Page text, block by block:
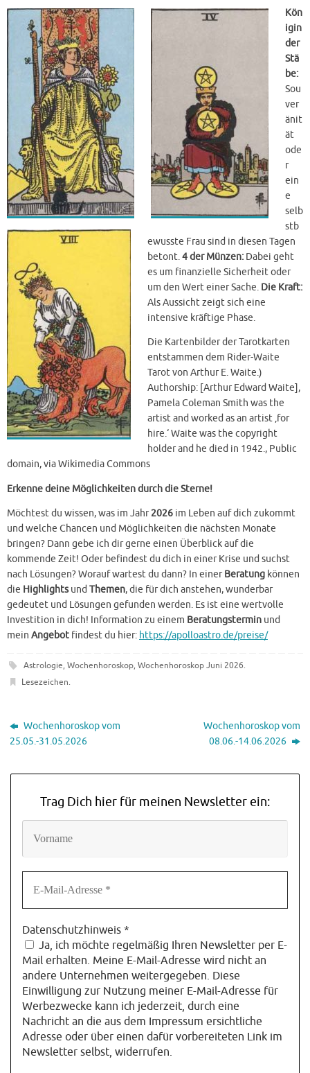
Kön
igin
der
Stä
be:
Sou
ver
änit
ät
ode
r
ein
e
selb
stb
ewusste Frau sind in diesen Tagen
betont.4 der Münzen: Dabei geht
es um finanzielle Sicherheit oder
um den Wert einer Sache. Die Kraft:
Als Aussicht zeigt sich eine
intensive kräftige Phase.
Die Kartenbilder der Tarotkarten
entstammen dem Rider-Waite
Tarot von Arthur E. Waite.)
Authorship: [Arthur Edward Waite],
Pamela Coleman Smith was the
artist and worked as an artist ‚for
hire.‘ Waite was the copyright
holder and he died in 1942., Public
domain, via Wikimedia Commons
Erkenne deine Möglichkeiten durch die Sterne!
Möchtest du wissen, was im Jahr2026 im Leben auf dich zukommt
und welche Chancen und Möglichkeiten die nächsten Monate
bringen? Dann gebe ich dir gerne einen Überblick auf die
kommende Zeit! Oder befindest du dich in einer Krise und suchst
nach Lösungen? Worauf wartest du dann? In einerBeratung können
die Highlightsund Themen, die für dich anstehen, wunderbar
gedeutet und Lösungen gefunden werden. Es ist eine wertvolle
Investition in dich! Information zu einem Beratungstermin und
mein Angebot findest du hier: https://apolloastro.de/preise/
Astrologie, Wochenhoroskop, Wochenhoroskop Juni 2026.
Lesezeichen.
Wochenhoroskop vom
25.05.-31.05.2026
Wochenhoroskop vom
08.06.-14.06.2026
Trag Dich hier für meinen Newsletter ein:
Datenschutzhinweis *
Ja, ich möchte regelmäßig Ihren Newsletter per E-
Mail erhalten. Meine E-Mail-Adresse wird nicht an
andere Unternehmen weitergegeben. Diese
Einwilligung zur Nutzung meiner E-Mail-Adresse für
Werbezwecke kann ich jederzeit, durch eine
Nachricht an die aus dem Impressum ersichtliche
Adresse oder über einen dafür vorbereiteten Link im
Newsletter selbst, widerrufen.